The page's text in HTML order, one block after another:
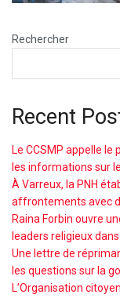
Rechercher
Recent
Le CCSMP appelle
les informations sur
À Varreux, la PNH
affrontements avec
Raina Forbin ouvre
leaders religieux
Une lettre de
les questions sur la
L’Organisation